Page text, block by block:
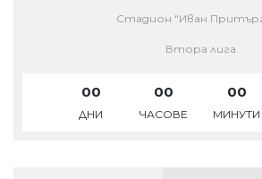
Стадион "Иван
Втора лига
00
ДНИ
00
ЧАСОВЕ
00
МИНУТИ